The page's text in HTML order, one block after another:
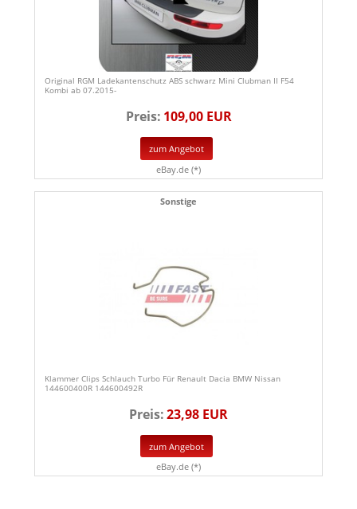
Original RGM Ladekantenschutz ABS schwarz Mini Clubman II F54
Kombi ab 07.2015-
Preis: 109,00 EUR
zum Angebot
eBay.de (*)
Sonstige
Klammer Clips Schlauch Turbo Für Renault Dacia BMW Nissan
144600400R 144600492R
Preis:23,98 EUR
zum Angebot
eBay.de (*)